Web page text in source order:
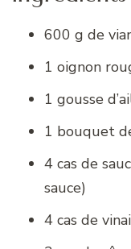
600 g de
1 oignon
1 gousse
1 bouquet
4 cas de
sauce)
4 cas de